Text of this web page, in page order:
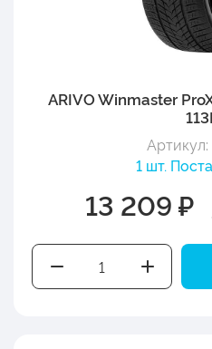
ARIVO Winmaster
Артикул:
1 шт.
13 209 ₽